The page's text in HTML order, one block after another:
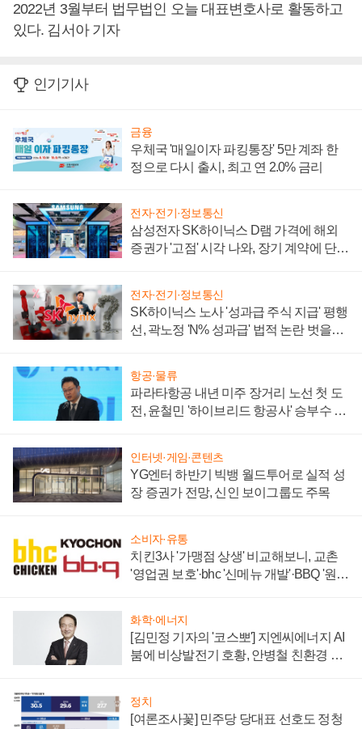
2022년 3월부터 법무법인 오늘 대표변호사로 활동하고
있다. 김서아 기자
인기기사
금융
우체국 '매일이자 파킹통장' 5만 계좌 한
정으로 다시 출시, 최고 연 2.0% 금리
전자·전기·정보통신
삼성전자 SK하이닉스 D램 가격에 해외
증권가 '고점' 시각 나와, 장기 계약에 단점
전자·전기·정보통신
SK하이닉스 노사 '성과급 주식 지급' 평행
선, 곽노정 'N% 성과급' 법적 논란 벗을지
항공·물류
파라타항공 내년 미주 장거리 노선 첫 도
전, 윤철민 '하이브리드 항공사' 승부수 통
인터넷·게임·콘텐츠
YG엔터 하반기 빅뱅 월드투어로 실적 성
장 증권가 전망, 신인 보이그룹도 주목
소비자·유통
치킨3사 '가맹점 상생' 비교해보니, 교촌
'영업권 보호'·bhc '신메뉴 개발'·BBQ '원가
화학·에너지
[김민정 기자의 '코스뽀'] 지엔씨에너지 AI
붐에 비상발전기 호황, 안병철 친환경 에
정치
[여론조사꽃] 민주당 당대표 선호도 정청